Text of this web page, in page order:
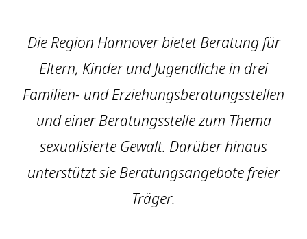
Die Region Hannover bietet Beratung für
Eltern, Kinder und Jugendliche in drei
Familien- und Erziehungsberatungsstellen
und einer Beratungsstelle zum Thema
sexualisierte Gewalt. Darüber hinaus
unterstützt sie Beratungsangebote freier
Träger.